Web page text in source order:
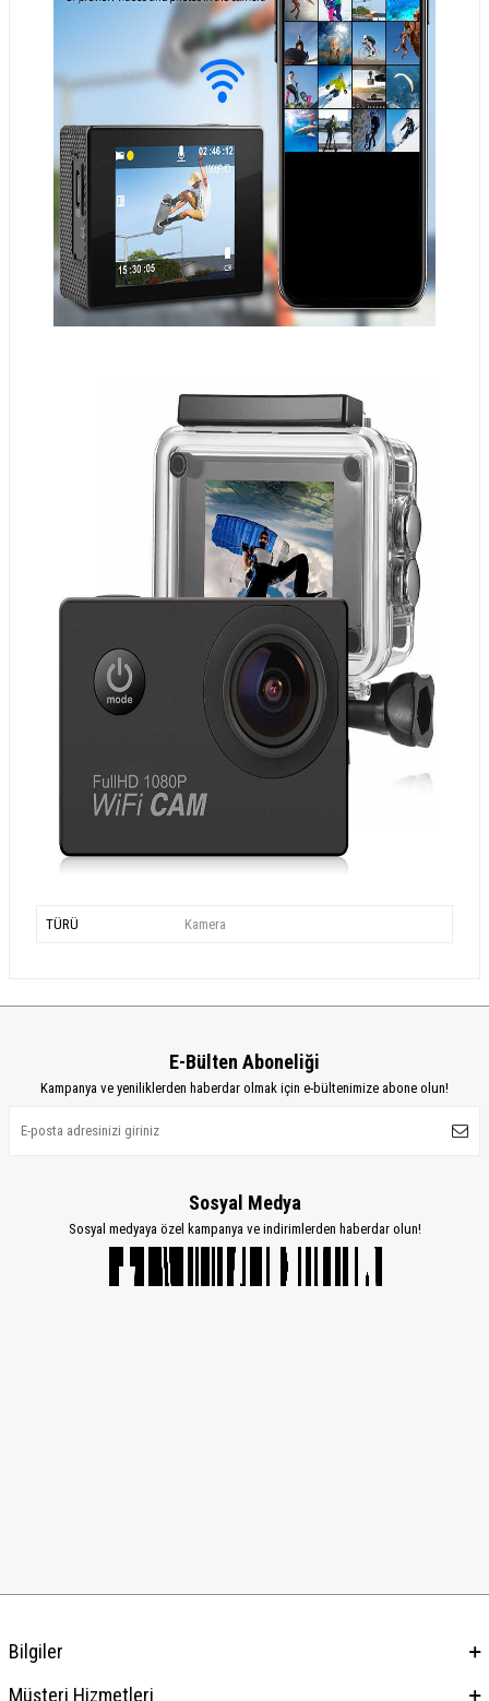
TÜRÜ Kamera
E-Bülten Aboneliği
Kampanya ve yeniliklerden haberdar olmak için e-bültenimize abone olun!
Sosyal Medya
Sosyal medyaya özel kampanya ve indirimlerden haberdar olun!
Bilgiler
Müşteri Hizmetleri